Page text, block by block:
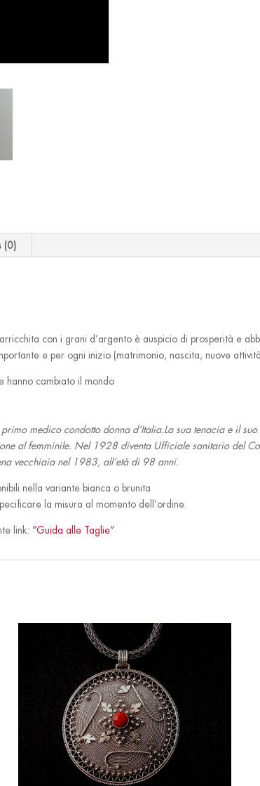
(0)
con i grani d’argento è auspicio di prosperità e
e per ogni inizio (matrimonio, nascita, nuove
hanno cambiato il mondo
medico condotto donna d’Italia.La sua tenacia e il
al femminile. Nel 1928 diventa Ufficiale sanitario del
vecchiaia nel 1983, all’età di 98 anni.
nella variante bianca o brunita
la misura al momento dell’ordine.
link: “Guida alle Taglie”